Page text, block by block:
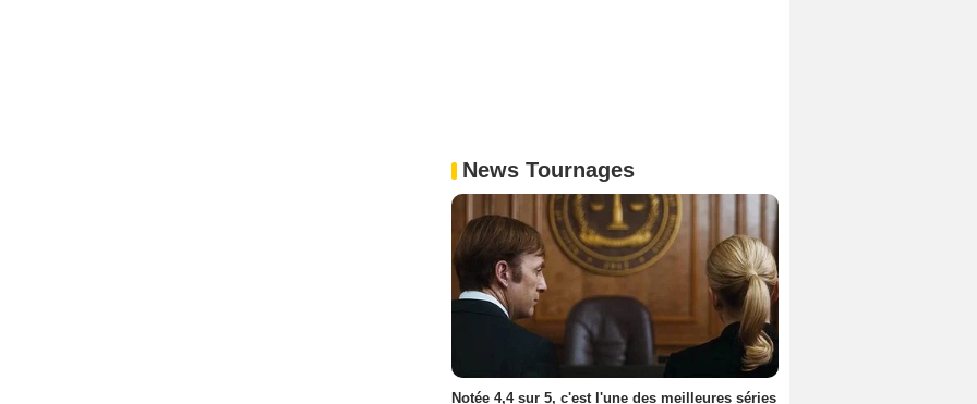
News Tournages
Notée 4,4 sur 5, c'est l'une des meilleures séries